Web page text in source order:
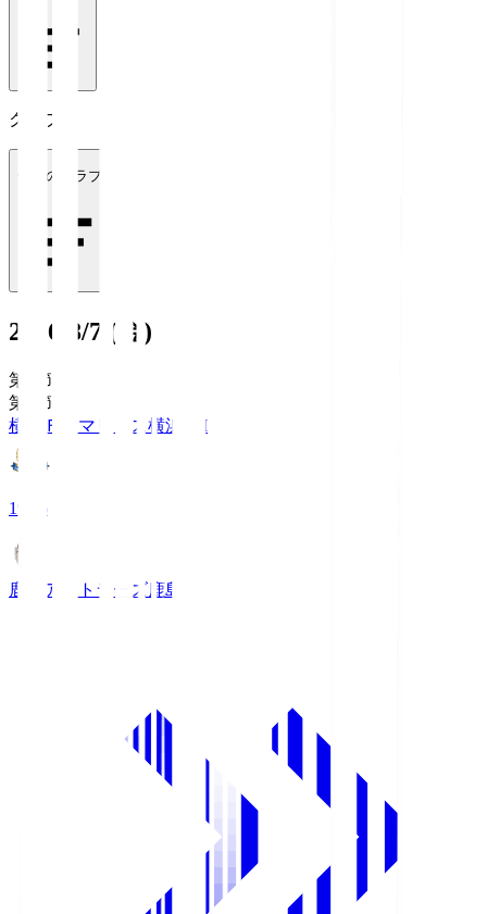
クラブ
全てのクラブ
2026/8/7 (金)
第1節
第1節
横浜Ｆ・マリノス横浜FM
19:26
鹿島アントラーズ鹿島